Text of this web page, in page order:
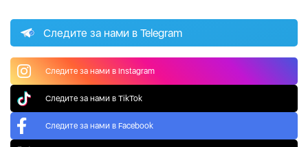
Следите за нами в Telegram
Следите за нами в Instagram
Следите за нами в TikTok
Следите за нами в Facebook